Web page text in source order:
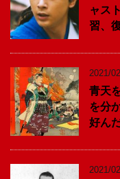
ャス
習、
2021/
青天
を分
好ん
2021/